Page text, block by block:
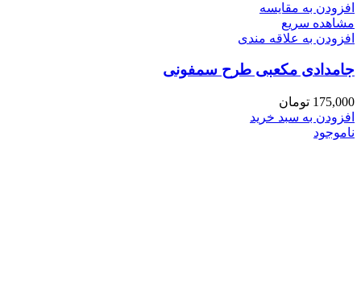
افزودن به مقایسه
مشاهده سریع
افزودن به علاقه مندی
جامدادی مکعبی طرح سمفونی
175,000 تومان
افزودن به سبد خرید
ناموجود